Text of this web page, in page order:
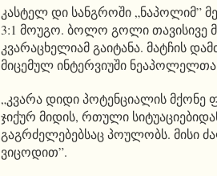
კასტელ დი სანგროში „ნაპოლიმ”
3:1 მოუგო. ბოლო გოლი თავისივე
კვარაცხელიამ გაიტანა. მატჩის
მიცემულ ინტერვიუში
„კვარა დიდი პოტენციალის მქონე
ჯიქურ მიდის, რთული
გაგრძელებებსაც პოულობს. მისი
ვიცოდით”.